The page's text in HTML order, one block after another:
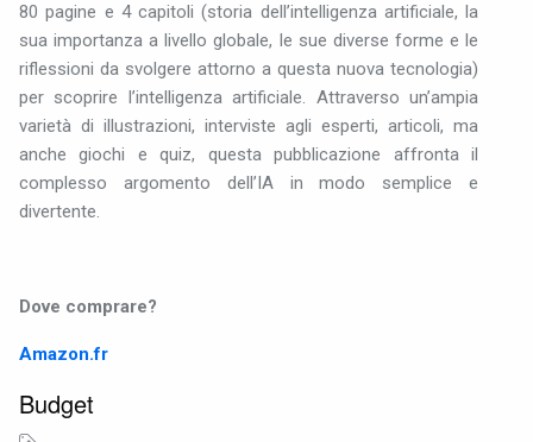
80 pagine e 4 capitoli (storia dell’intelligenza artificiale, la
sua importanza a livello globale, le sue diverse forme e le
riflessioni da svolgere attorno a questa nuova tecnologia)
per scoprire l’intelligenza artificiale. Attraverso un’ampia
varietà di illustrazioni, interviste agli esperti, articoli, ma
anche giochi e quiz, questa pubblicazione affronta il
complesso argomento dell’IA in modo semplice e
divertente.
Dove comprare?
Amazon.fr
Budget